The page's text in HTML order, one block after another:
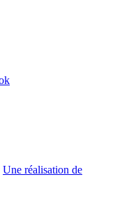
Une réalisation de